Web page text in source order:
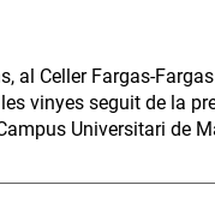
al Celler Fargas-
vinyes seguit de la
Universitari de